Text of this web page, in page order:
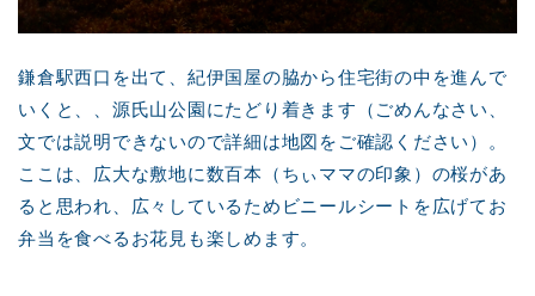
鎌倉駅西口を出て、紀伊国屋の脇から住宅街の中を進んで
いくと、、源氏山公園にたどり着きます（ごめんなさい、
文では説明できないので詳細は地図をご確認ください）。
ここは、広大な敷地に数百本（ちぃママの印象）の桜があ
ると思われ、広々しているためビニールシートを広げてお
弁当を食べるお花見も楽しめます。